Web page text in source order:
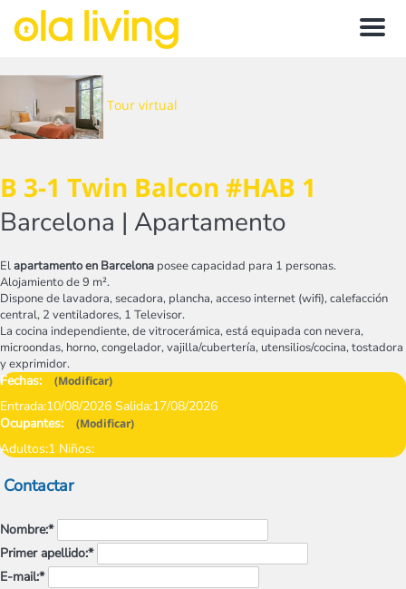
Menu
Tour virtual
B 3-1 Twin Balcon #HAB 1
Barcelona | Apartamento
Elapartamento en Barcelona posee capacidad para 1 personas.
Alojamiento de 9 m².
Dispone de lavadora, secadora, plancha, acceso internet (wifi), calefacción
central, 2 ventiladores, 1 Televisor.
La cocina independiente, de vitrocerámica, está equipada con nevera,
microondas, horno, congelador, vajilla/cubertería, utensilios/cocina, tostadora
y exprimidor.
Fechas: (Modificar)
Entrada:10/08/2026 Salida:17/08/2026
Ocupantes:
(Modificar)
Adultos:1 Niños:
Contactar
Nombre:*
Primer apellido:*
E-mail:*